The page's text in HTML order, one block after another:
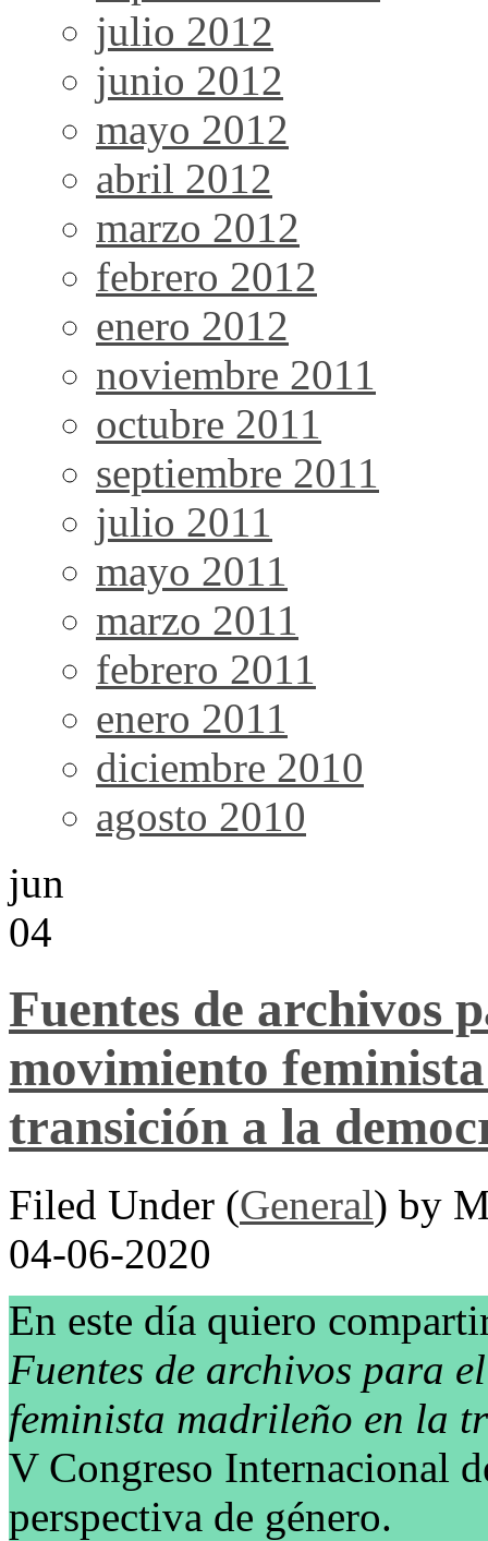
julio 2012
junio 2012
mayo 2012
abril 2012
marzo 2012
febrero 2012
enero 2012
noviembre 2011
octubre 2011
septiembre 2011
julio 2011
mayo 2011
marzo 2011
febrero 2011
enero 2011
diciembre 2010
agosto 2010
jun
04
Fuentes de archivos
movimiento
transición a la
Filed Under (General) by
04-06-2020
En este día quiero
Fuentes de archivos para
feminista madrileño en la
V Congreso Internacional
perspectiva de género.